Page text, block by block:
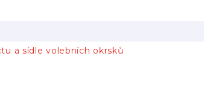
a sídle volebních okrsků